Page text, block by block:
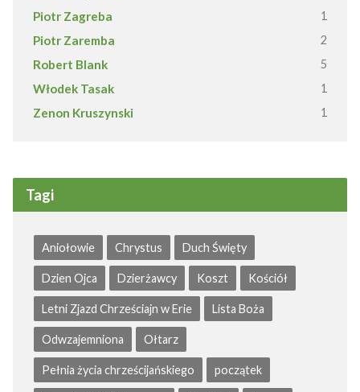
Piotr Zagreba 1
Piotr Zaremba 2
Robert Blank 5
Włodek Tasak 1
Zenon Kruszynski 1
Tagi
Aniołowie Chrystus Duch Święty
Dzien Ojca Dzierżawcy Koszt Kościół
Letni Zjazd Chrześciajn w Erie Lista Boża
Odwzajemniona Ołtarz
Pełnia życia chrześcijańskiego początek